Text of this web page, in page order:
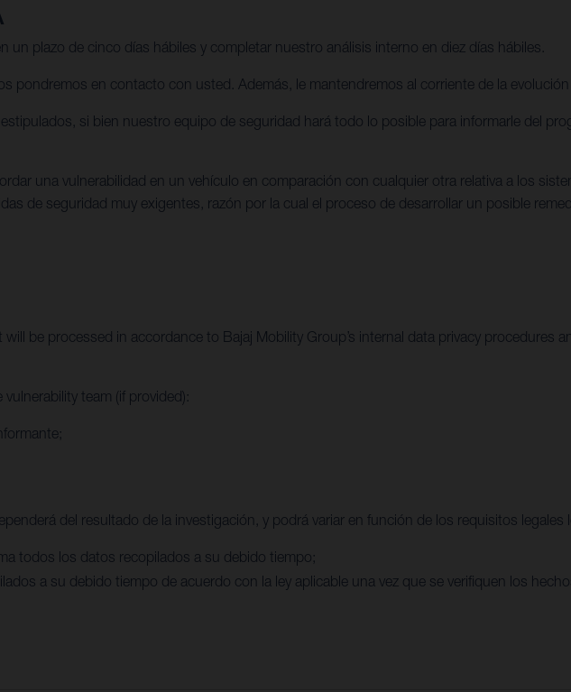
plazo de cinco días hábiles y completar nuestro análisis interno en diez días hábiles.
pondremos en contacto con usted. Además, le mantendremos al corriente de la evolución
si bien nuestro equipo de seguridad hará todo lo posible para informarle del
una vulnerabilidad en un vehículo en comparación con cualquier otra relativa a los
de seguridad muy exigentes, razón por la cual el proceso de desarrollar un posible
be processed in accordance to Bajaj Mobility Group’s internal data privacy procedures
team (if provided):
del resultado de la investigación, y podrá variar en función de los requisitos legales
todos los datos recopilados a su debido tiempo;
a su debido tiempo de acuerdo con la ley aplicable una vez que se verifiquen los